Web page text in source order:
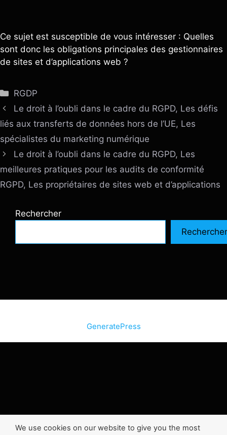
Ce sujet est susceptible de vous intéresser : Quelles
sont donc les obligations principales des gestionnaires
de sites et d’applications web ?
Catégories
RGDP
Le droit à l’oubli dans le cadre du RGPD, Les défis
liés aux transferts de données hors de l’UE, Les
spécialistes du marketing numérique
Le droit à l’oubli dans le cadre du RGPD, Les
meilleures pratiques pour les audits de conformité
RGPD, Les propriétaires de sites web et d’applications
Rechercher
Rechercher
GeneratePress
We use cookies on our website to give you the most